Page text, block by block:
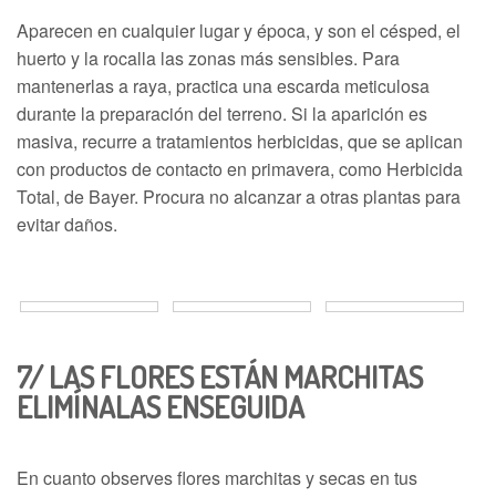
Aparecen en cualquier lugar y época, y son el césped, el
huerto y la rocalla las zonas más sensibles. Para
mantenerlas a raya, practica una escarda meticulosa
durante la preparación del terreno. Si la aparición es
masiva, recurre a tratamientos herbicidas, que se aplican
con productos de contacto en primavera, como Herbicida
Total, de Bayer. Procura no alcanzar a otras plantas para
evitar daños.
7/LAS FLORES ESTÁN MARCHITAS
ELIMÍNALAS ENSEGUIDA
En cuanto observes flores marchitas y secas en tus